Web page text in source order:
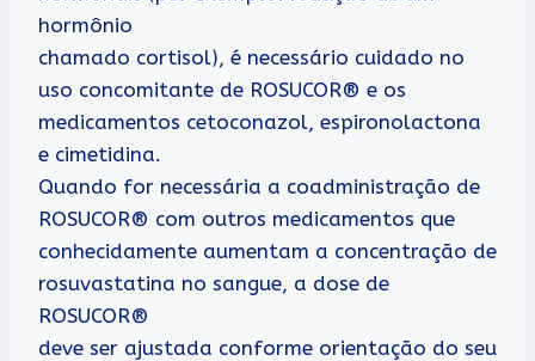
hormônio
chamado cortisol), é necessário cuidado no
uso concomitante de ROSUCOR® e os
medicamentos cetoconazol, espironolactona
e cimetidina.
Quando for necessária a coadministração de
ROSUCOR® com outros medicamentos que
conhecidamente aumentam a concentração de
rosuvastatina no sangue, a dose de
ROSUCOR®
deve ser ajustada conforme orientação do seu